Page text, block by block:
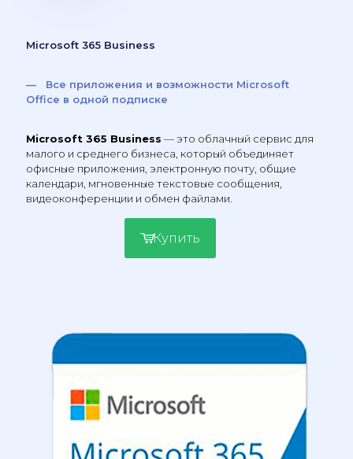
Microsoft 365 Business
— Все приложения и возможности Microsoft
Office в одной подписке
Microsoft 365 Business — это облачный сервис для
малого и среднего бизнеса, который объединяет
офисные приложения, электронную почту, общие
календари, мгновенные текстовые сообщения,
видеоконференции и обмен файлами.
Купить